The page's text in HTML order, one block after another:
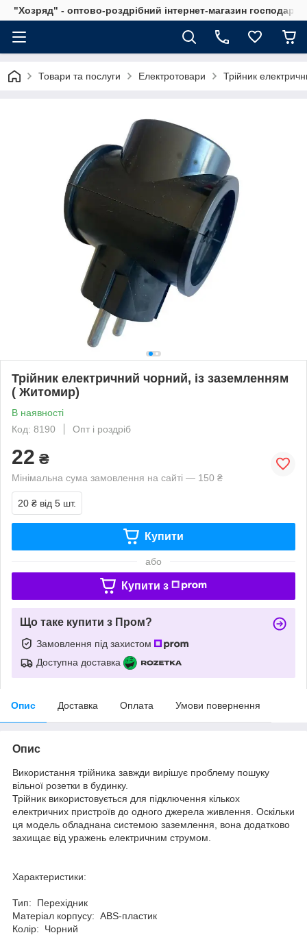
"Хозряд" - оптово-роздрібний інтернет-магазин
Товари та послуги Електротовари Трійник
Трійник електричний чорний, із заземленням
( Житомир)
В наявності
Код: 8190
Опт і роздріб
22 ₴
Мінімальна сума замовлення на сайті — 150 ₴
20 ₴ від 5 шт.
Купити
або
Купити з
Що таке купити з Пром?
Замовлення під захистом
Доступна доставка
Опис Доставка Оплата Умови повернення
Опис
Використання трійника завжди вирішує проблему пошуку
вільної розетки в будинку.
Трійник використовується для підключення кількох
електричних пристроїв до одного джерела живлення. Оскільки
ця модель обладнана системою заземлення, вона додатково
захищає від уражень електричним струмом.
Характеристики:
Тип: Перехідник
Матеріал корпусу: ABS-пластик
Колір: Чорний